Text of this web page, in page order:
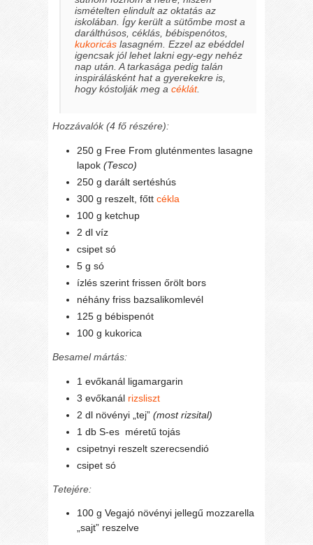
ismételten elindult az oktatás az
iskolában. Így került a sütőmbe most a
darálthúsos, céklás, bébispenótos,
kukoricás lasagném. Ezzel az ebéddel
igencsak jól lehet lakni egy-egy nehéz
nap után. A tarkasága pedig talán
inspirálásként hat a gyerekekre is,
hogy kóstolják meg acéklát.
Hozzávalók (4 fő részére):
250 g Free From gluténmentes lasagne
lapok(Tesco)
250 g darált sertéshús
300 g reszelt, főttcékla
100 g ketchup
2 dl víz
csipet só
5 g só
ízlés szerint frissen őrölt bors
néhány friss bazsalikomlevél
125 g bébispenót
100 g kukorica
Besamel mártás:
1 evőkanál ligamargarin
3 evőkanál rizsliszt
2 dl növényi „tej” (most rizsital)
1 db S-es méretű tojás
csipetnyi reszelt szerecsendió
csipet só
Tetejére:
100 g Vegajó növényi jellegű mozzarella
„sajt” reszelve